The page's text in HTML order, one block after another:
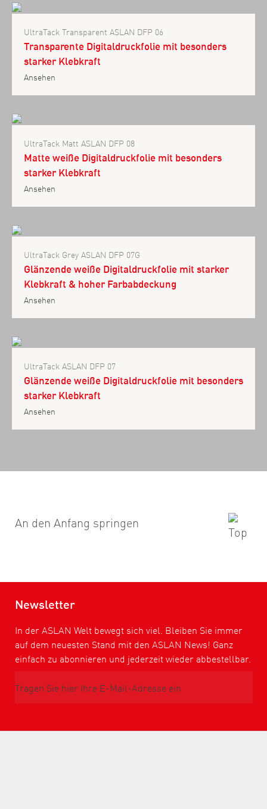
UltraTack Transparent ASLAN DFP 06
Transparente Digitaldruckfolie mit besonders
starker Klebkraft
Ansehen
UltraTack Matt ASLAN DFP 08
Matte weiße Digitaldruckfolie mit besonders
starker Klebkraft
Ansehen
UltraTack Grey ASLAN DFP 07G
Glänzende weiße Digitaldruckfolie mit starker
Klebkraft & hoher Farbabdeckung
Ansehen
UltraTack ASLAN DFP 07
Glänzende weiße Digitaldruckfolie mit besonders
starker Klebkraft
Ansehen
An den Anfang springen
Newsletter
In der ASLAN Welt bewegt sich viel. Bleiben Sie immer
auf dem neuesten Stand mit den ASLAN News! Ganz
einfach zu abonnieren und jederzeit wieder abbestellbar.